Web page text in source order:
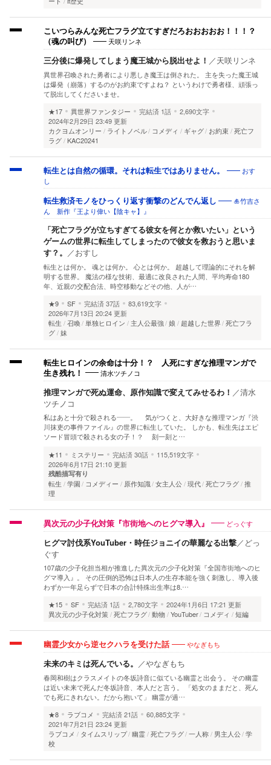
こいつらみんな死亡フラグ立てすぎだろおおおおお！！！？
（魂の叫び）
天咲リンネ
三分後に爆発してしまう魔王城から脱出せよ！ ／天咲リンネ
異世界召喚された勇者により悪しき魔王は倒された。 主を失った魔王城
は爆発（崩落）するのがお約束ですよね？ というわけで勇者様、頑張っ
て脱出してくださいませ。
★17
異世界ファンタジー 完結済 1話
2,690文字
2024年2月29日 23:49 更新
カクヨムオンリー
ライトノベル コメディ ギャグ お約束 死亡フ
ラグ
KAC20241
転生とは自然の循環。それは転生ではありません。
おす
し
転生救済モノをひっくり返す衝撃のどんでん返し
🎍竹吉さ
ん 新作『王より偉い【陰キャ】』
「死亡フラグが立ちすぎてる彼女を何とか救いたい」という
ゲームの世界に転生してしまったので彼女を救おうと思いま
す？。 ／おすし
転生とは何か。 魂とは何か。 心とは何か。 超越して理論的にそれを解
明する世界。 魔法の様な技術、最適に改良された人間、平均寿命180
年、近親の交配合法、時空移動などその他、人が…
★9
SF 完結済37話
83,619文字
2026年7月13日 20:24 更新
転生
召喚 単独ヒロイン 主人公最強 娘 超越した世界 死亡フラ
グ 妹
転生ヒロインの余命は十分！？ 人死にすぎな推理マンガで
生き残れ！
清水ツチノコ
推理マンガで死ぬ運命、原作知識で変えてみせるわ！ ／清水
ツチノコ
私はあと十分で殺される――。 気がつくと、大好きな推理マンガ『渋
川抹吏の事件ファイル』の世界に転生していた。 しかも、転生先はエピ
ソード冒頭で殺される女の子！？ 刻一刻と…
★11
ミステリー 完結済30話
115,519文字
2026年6月17日 21:10 更新
残酷描写有り
転生 学園 コメディー 原作知識 女主人公 現代 死亡フラグ 推
理
異次元の少子化対策『市街地へのヒグマ導入』 どっぐす
ヒグマ討伐系YouTuber・時任ジョニイの華麗なる出撃／ どっ
ぐす
107歳の少子化担当相が推進した異次元の少子化対策『全国市街地へのヒ
グマ導入』。 その圧倒的恐怖は日本人の生存本能を強く刺激し、導入後
わずか一年足らずで日本の合計特殊出生率は8.…
★15
SF 完結済 1話 2,780文字
2024年1月6日 17:21 更新
異次元の少子化対策 死亡フラグ 動物 YouTuber コメディ 短編
幽霊少女から逆セクハラを受けた話 やなぎもち
未来のキミは死んでいる。 ／やなぎもち
春岡和樹はクラスメイトの冬坂詩音に似ている幽霊と出会う。 その幽霊
は近い未来で死んだ冬坂詩音、本人だと言う。 「処女のままだと、死ん
でも死にきれない。だから抱いて」 幽霊が過…
★8
ラブコメ 完結済21話
60,885文字
2021年7月21日 23:24 更新
ラブコメ
タイムスリップ 幽霊 死亡フラグ 一人称 男主人公 学
校